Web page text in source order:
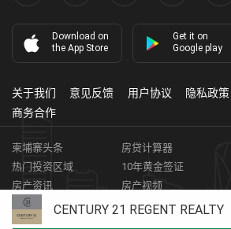
CENTURY 21 REGENT REALTY
Download on
the App Store
Get it on
Google play
关于我们 意见反馈 用户协议 隐私政策
商务合作
柬埔寨头条 房贷计算器
热门投资区域
10年黄金签证
房产资讯
房产视频
获取客资
柬埔寨房地产APP